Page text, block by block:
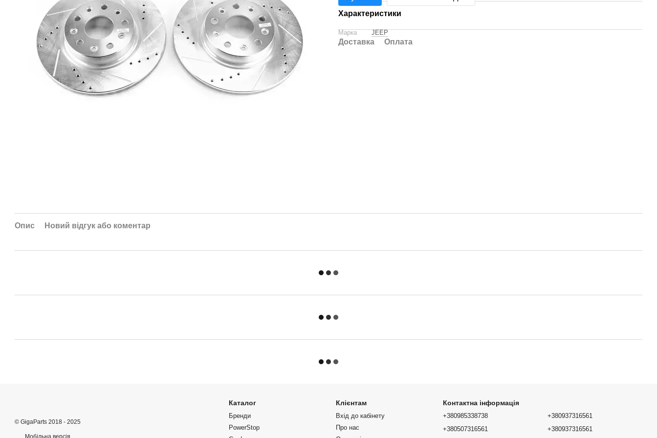
Характеристики
Марка JEEP
Доставка Оплата
Опис Новий відгук або коментар
© GigaParts 2018 - 2025
Мобільна версія
Каталог
Бренди
PowerStop
Клієнтам
Вхід до кабінету
Про нас
Контактна інформація
+380985338738
+380507316561
+380937316561
+380937316561